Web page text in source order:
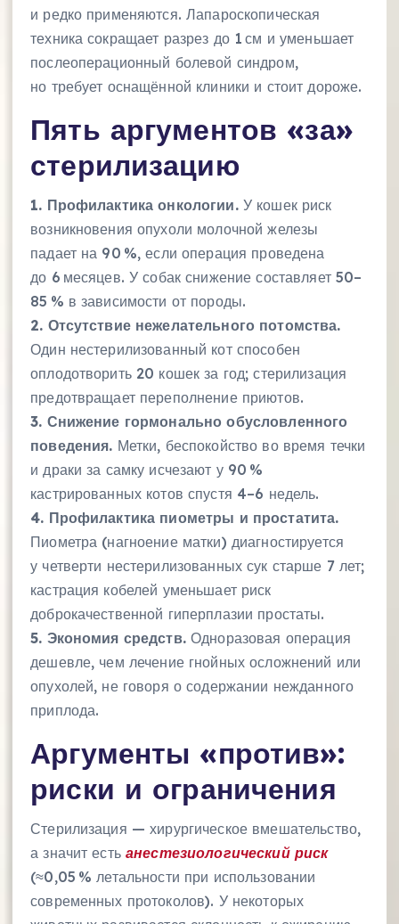
и редко применяются. Лапароскопическая
техника сокращает разрез до 1 см и уменьшает
послеоперационный болевой синдром,
но требует оснащённой клиники и стоит дороже.
Пять аргументов «за»
стерилизацию
1. Профилактика онкологии.У кошек риск
возникновения опухоли молочной железы
падает на 90 %, если операция проведена
до 6 месяцев. У собак снижение составляет 50–
85 % в зависимости от породы.
2. Отсутствие нежелательного потомства.
Один нестерилизованный кот способен
оплодотворить 20 кошек за год; стерилизация
предотвращает переполнение приютов.
3. Снижение гормонально обусловленного
поведения. Метки, беспокойство во время течки
и драки за самку исчезают у 90 %
кастрированных котов спустя 4–6 недель.
4. Профилактика пиометры и простатита.
Пиометра (нагноение матки) диагностируется
у четверти нестерилизованных сук старше 7 лет;
кастрация кобелей уменьшает риск
доброкачественной гиперплазии простаты.
5. Экономия средств.Одноразовая операция
дешевле, чем лечение гнойных осложнений или
опухолей, не говоря о содержании нежданного
приплода.
Аргументы «против»:
риски и ограничения
Стерилизация — хирургическое вмешательство,
а значит естьанестезиологический риск
(≈0,05 % летальности при использовании
современных протоколов). У некоторых